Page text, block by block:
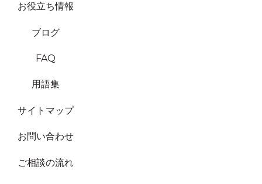
お役立ち情報
ブログ
FAQ
用語集
サイトマップ
お問い合わせ
ご相談の流れ